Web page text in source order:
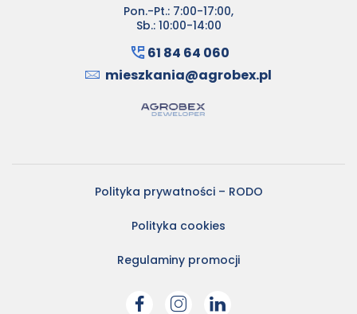
Pon.-Pt.: 7:00-17:00,
Sb.: 10:00-14:00
61 84 64 060
mieszkania@agrobex.pl
Polityka prywatności – RODO
Polityka cookies
Regulaminy promocji